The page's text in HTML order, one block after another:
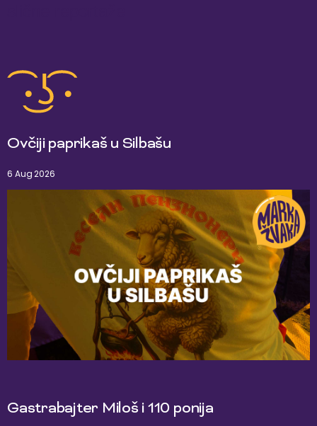
Ovčiji paprikaš u Silbašu
6 Aug 2026
Gastrabajter Miloš i 110 ponija